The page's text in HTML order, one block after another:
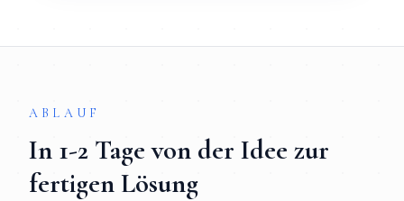
ABLAUF
In 1-2 Tagevon der Idee zur
fertigen Lösung